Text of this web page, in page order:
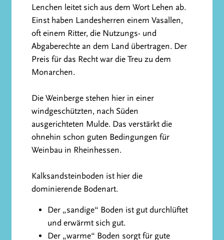
Lenchen leitet sich aus dem Wort Lehen ab.
Einst haben Landesherren einem Vasallen,
oft einem Ritter, die Nutzungs- und
Abgaberechte an dem Land übertragen. Der
Preis für das Recht war die Treu zu dem
Monarchen.
Die Weinberge stehen hier in einer
windgeschützten, nach Süden
ausgerichteten Mulde. Das verstärkt die
ohnehin schon guten Bedingungen für
Weinbau in Rheinhessen.
Kalksandsteinboden ist hier die
dominierende Bodenart.
Der „sandige“ Boden ist gut durchlüftet
und erwärmt sich gut.
Der „warme“ Boden sorgt für gute